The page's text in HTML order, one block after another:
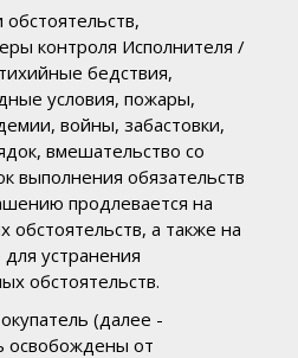
контроля Исполнителя /
бедствия,
условия, пожары,
войны, забастовки,
вмешательство со
выполнения обязательств
продлевается на
обстоятельств, а также на
устранения
обстоятельств.
(далее -
освобождены от